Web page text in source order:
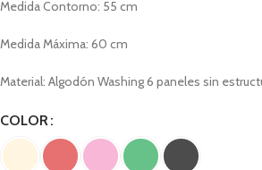
Medida Contorno: 55 cm
Medida Máxima: 60 cm
Material: Algodón Washing 6 paneles sin
COLOR